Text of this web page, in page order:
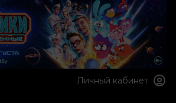
Личный кабинет